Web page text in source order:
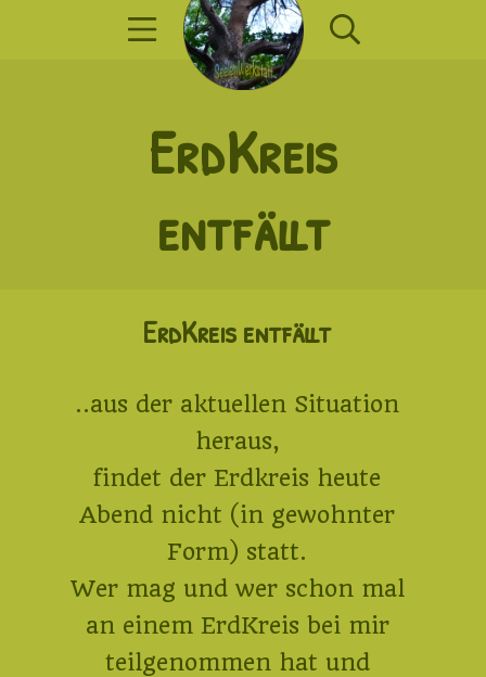
Mobile Menü
ErdKreis
entfällt
ErdKreis entfällt
..aus der aktuellen Situation
heraus,
findet der Erdkreis heute
Abend nicht (in gewohnter
Form) statt.
Wer mag und wer schon mal
an einem ErdKreis bei mir
teilgenommen hat und